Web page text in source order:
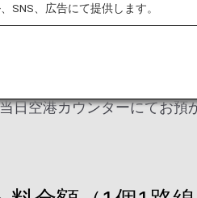
料金
緒にご旅行の場合、別途ペ
日空港カウンターにてお預
SNS、広告にて提供します。